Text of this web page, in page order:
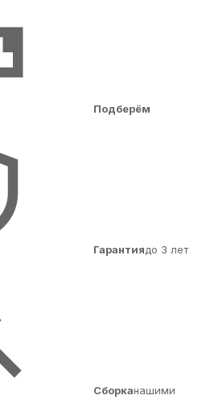
Подберём
Гарантиядо 3 лет
Сборканашими